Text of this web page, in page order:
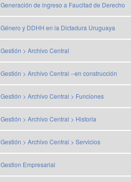
Generación de ingreso a Faucltad de Derecho
Género y DDHH en la Dictadura Uruguaya
Gestión > Archivo Central
Gestión > Archivo Central --en construcción
Gestión > Archivo Central > Funciones
Gestión > Archivo Central > Historia
Gestión > Archivo Central > Servicios
Gestion Empresarial